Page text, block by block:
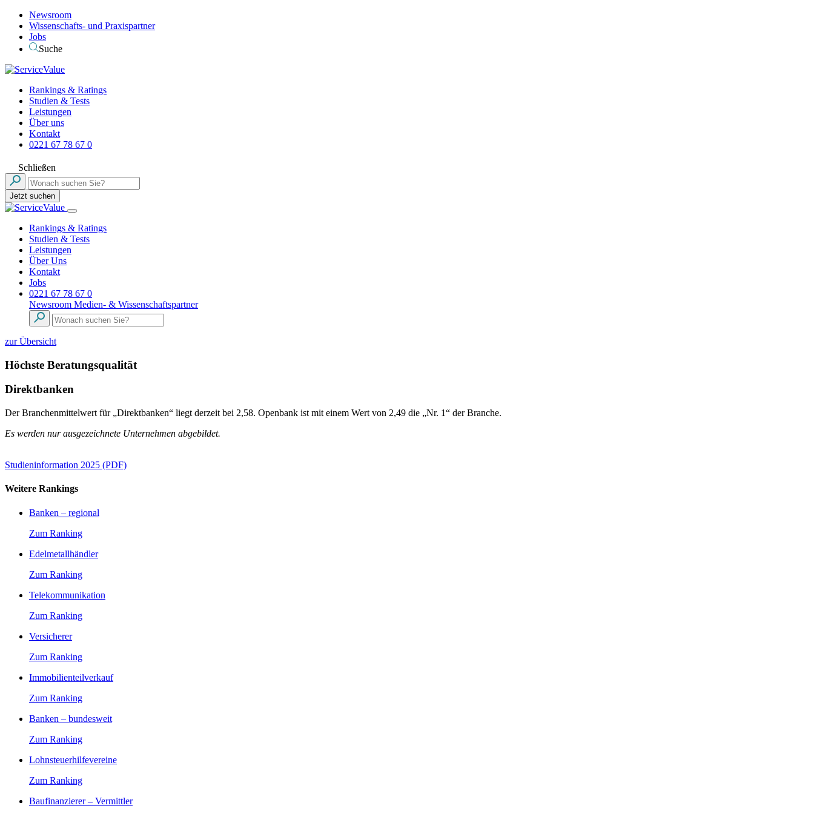
Newsroom
Wissenschafts- und Praxispartner
Jobs
Suche
Rankings & Ratings
Studien & Tests
Leistungen
Über uns
Kontakt
0221 67 78 67 0
Schließen
Jetzt suchen
Rankings & Ratings
Studien & Tests
Leistungen
Über Uns
Kontakt
Jobs
0221 67 78 67 0
Newsroom Medien- & Wissenschaftspartner
zur Übersicht
Höchste Beratungsqualität
Direktbanken
Der Branchenmittelwert für „Direktbanken“ liegt derzeit bei 2,58. Openbank ist mit einem Wert von 2,49 die „Nr. 1“ der Branche.
Es werden nur ausgezeichnete Unternehmen abgebildet.
Studieninformation 2025 (PDF)
Weitere Rankings
Banken – regional
Zum Ranking
Edelmetallhändler
Zum Ranking
Telekommunikation
Zum Ranking
Versicherer
Zum Ranking
Immobilienteilverkauf
Zum Ranking
Banken – bundesweit
Zum Ranking
Lohnsteuerhilfevereine
Zum Ranking
Baufinanzierer – Vermittler